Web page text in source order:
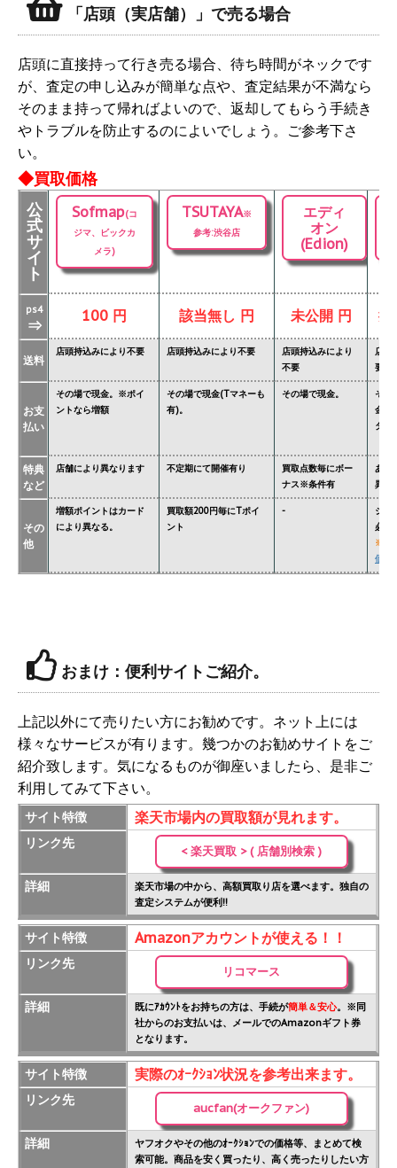
「店頭（実店舗）」で売る場合
店頭に直接持って行き売る場合、待ち時間がネックです
が、査定の申し込みが簡単な点や、査定結果が不満なら
そのまま持って帰ればよいので、返却してもらう手続き
やトラブルを防止するのによいでしょう。ご参考下さ
い。
◆買取価格
公
式
サ
イ
ト
Sofmap(コ
ジマ、ビックカ
メラ)
TSUTAYA※
参考:渋谷店
エディ
オン
(Edion)
ps4
⇒ 100 円 該当無し 円 未公開 円 掲
送料
店頭持込みにより不要 店頭持込みにより不要
店頭持込みにより
不要
店頭
要
お支
払い
その場で現金。※ポイ
ントなら増額
その場で現金(Tマネーも
有)。
その場で現金。
その
金額
ター'
特典
など
店舗により異なります 不定期にて開催有り
買取点数毎にボー
ナス※条件有
あり
異な
その
他
増額ポイントはカード
により異なる。
買取額200円毎にTポイ
ント
-
ジョ
必要
※
価格
おまけ：便利サイトご紹介。
上記以外にて売りたい方にお勧めです。ネット上には
様々なサービスが有ります。幾つかのお勧めサイトをご
紹介致します。気になるものが御座いましたら、是非ご
利用してみて下さい。
サイト特徴 楽天市場内の買取額が見れます。
リンク先
< 楽天買取 > ( 店舗別検索 )
詳細
楽天市場の中から、高額買取り店を選べます。独自の
査定システムが便利!!
サイト特徴 Amazonアカウントが使える！！
リンク先
リコマース
詳細 既にｱｶｳﾝﾄをお持ちの方は、手続が簡単＆安心。※同
社からのお支払いは、メールでのAmazonギフト券
となります。
サイト特徴 実際のｵｰｸｼｮﾝ状況を参考出来ます。
リンク先
aucfan(オークファン)
詳細
ヤフオクやその他のｵｰｸｼｮﾝでの価格等、まとめて検
索可能。商品を安く買ったり、高く売ったりしたい方